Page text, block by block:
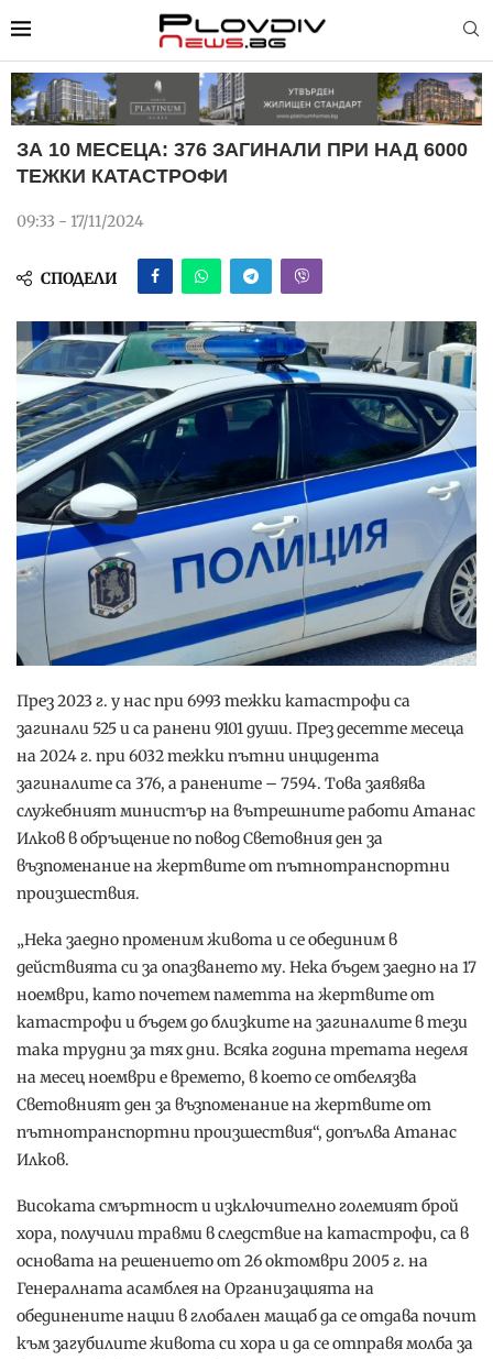
ЗА 10 МЕСЕЦА: 376 ЗАГИНАЛИ ПРИ НАД 6000
ТЕЖКИ КАТАСТРОФИ
09:33 - 17/11/2024
СПОДЕЛИ
През 2023 г. у нас при 6993 тежки катастрофи са
загинали 525 и са ранени 9101 души. През десетте месеца
на 2024 г. при 6032 тежки пътни инцидента
загиналите са 376, а ранените – 7594. Това заявява
служебният министър на вътрешните работи Атанас
Илков в обръщение по повод Световния ден за
възпоменание на жертвите от пътнотранспортни
произшествия.
„Нека заедно променим живота и се обединим в
действията си за опазването му. Нека бъдем заедно на 17
ноември, като почетем паметта на жертвите от
катастрофи и бъдем до близките на загиналите в тези
така трудни за тях дни. Всяка година третата неделя
на месец ноември е времето, в което се отбелязва
Световният ден за възпоменание на жертвите от
пътнотранспортни произшествия“, допълва Атанас
Илков.
Високата смъртност и изключително големият брой
хора, получили травми в следствие на катастрофи, са в
основата на решението от 26 октомври 2005 г. на
Генералната асамблея на Организацията на
обединените нации в глобален мащаб да се отдава почит
към загубилите живота си хора и да се отправя молба за